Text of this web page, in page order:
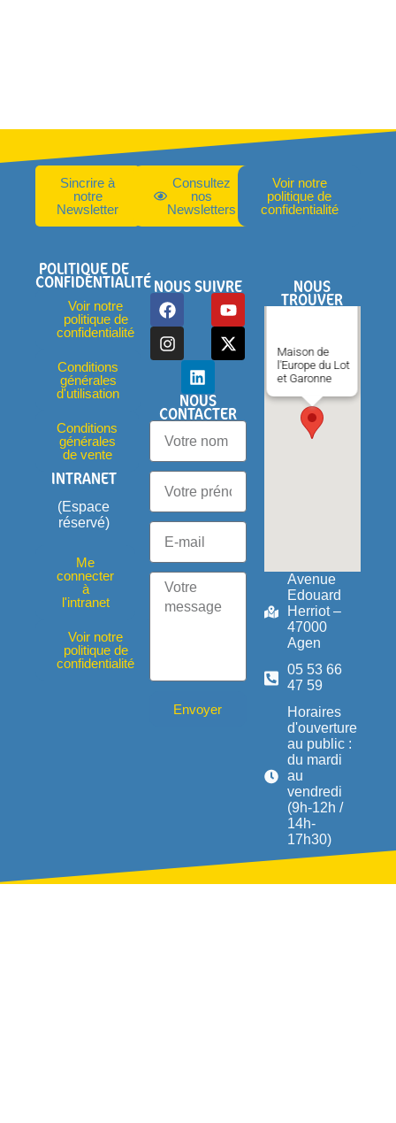
Sincrire à
notre
Newsletter
Consultez
nos
Newsletters
Voir notre
politique de
confidentialité
POLITIQUE DE
CONFIDENTIALITÉ
Voir notre
politique de
confidentialité
Conditions
générales
d'utilisation
Conditions
générales
de vente
INTRANET
(Espace
réservé)
Me
connecter
à
l'intranet
Voir notre
politique de
confidentialité
NOUS SUIVRE
NOUS
CONTACTER
Envoyer
NOUS
TROUVER
Maison de
l'Europe du Lot
et Garonne
Avenue
Edouard
Herriot –
47000
Agen
05 53 66
47 59
Horaires
d'ouverture
au public :
du mardi
au
vendredi
(9h-12h /
14h-
17h30)